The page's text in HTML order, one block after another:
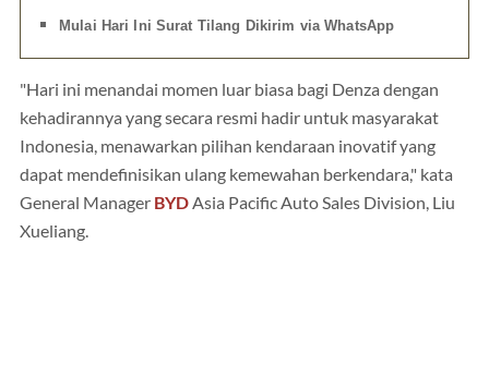
Mulai Hari Ini Surat Tilang Dikirim via WhatsApp
"Hari ini menandai momen luar biasa bagi Denza dengan
kehadirannya yang secara resmi hadir untuk masyarakat
Indonesia, menawarkan pilihan kendaraan inovatif yang
dapat mendefinisikan ulang kemewahan berkendara," kata
General Manager BYDAsia Pacific Auto Sales Division, Liu
Xueliang.